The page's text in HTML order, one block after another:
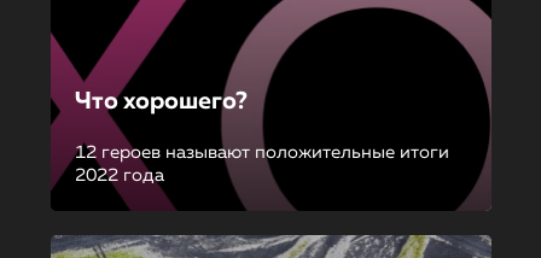
Что хорошего?
12 героев называют положительные итоги
2022 года